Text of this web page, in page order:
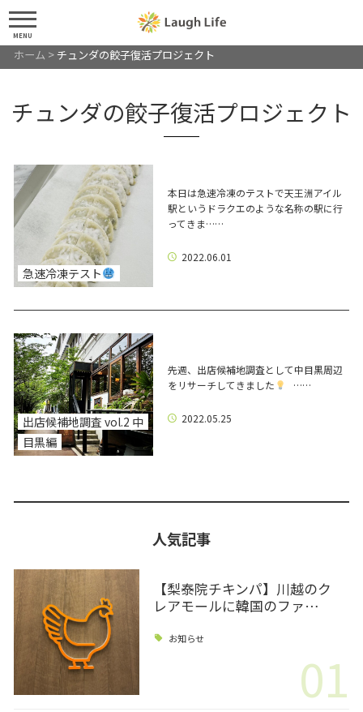
MENU
ホーム >チュンダの餃子復活プロジェクト
チュンダの餃子復活プロジェクト
急速冷凍テスト
本日は急速冷凍のテストで天王洲アイル
駅というドラクエのような名称の駅に行
ってきま……
2022.06.01
出店候補地調査 vol.2 中
目黒編
先週、出店候補地調査として中目黒周辺
をリサーチしてきました
……
2022.05.25
人気記事
【梨泰院チキンパ】川越のク
レアモールに韓国のファ…
お知らせ
01